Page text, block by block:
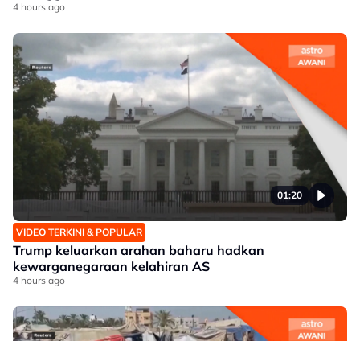
4 hours ago
01:20
VIDEO TERKINI & POPULAR
Trump keluarkan arahan baharu hadkan
kewarganegaraan kelahiran AS
4 hours ago